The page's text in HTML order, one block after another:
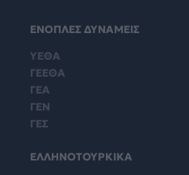
ΕΝΟΠΛΕΣ ΔΥΝΑΜΕΙΣ
ΥΕΘΑ
ΓΕΕΘΑ
ΓΕΑ
ΓΕΝ
ΓΕΣ
ΕΛΛΗΝΟΤΟΥΡΚΙΚΑ